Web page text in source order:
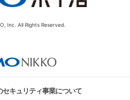
Inc. All Rights Reserved.
キュリティ事業について